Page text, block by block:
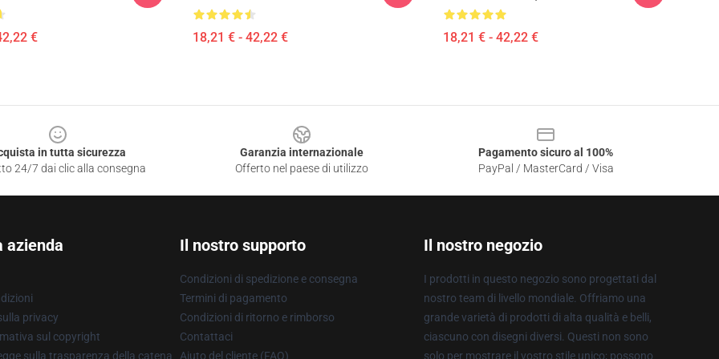
€ 18,21 € - 42,22 € 18,21 € - 42,22 €
in tutta sicurezza
24/7 dai clic alla consegna
Garanzia internazionale
Offerto nel paese di utilizzo
Pagamento sicuro al 100%
PayPal / MasterCard / Visa
azienda
privacy
sul copyright
sulla trasparenza della catena
Il nostro supporto
Condizioni di spedizione e consegna
Termini di pagamento
Condizioni di ritorno e rimborso
Contattaci
Aiuto del cliente (FAQ)
Il nostro negozio
I prodotti in questo negozio sono progettati dal
nostro team di livello mondiale. Offriamo una
grande varietà di prodotti di alta qualità e belli,
ciascuno con disegni diversi. Questi non sono
solo per mostrare il vostro stile unico; possono